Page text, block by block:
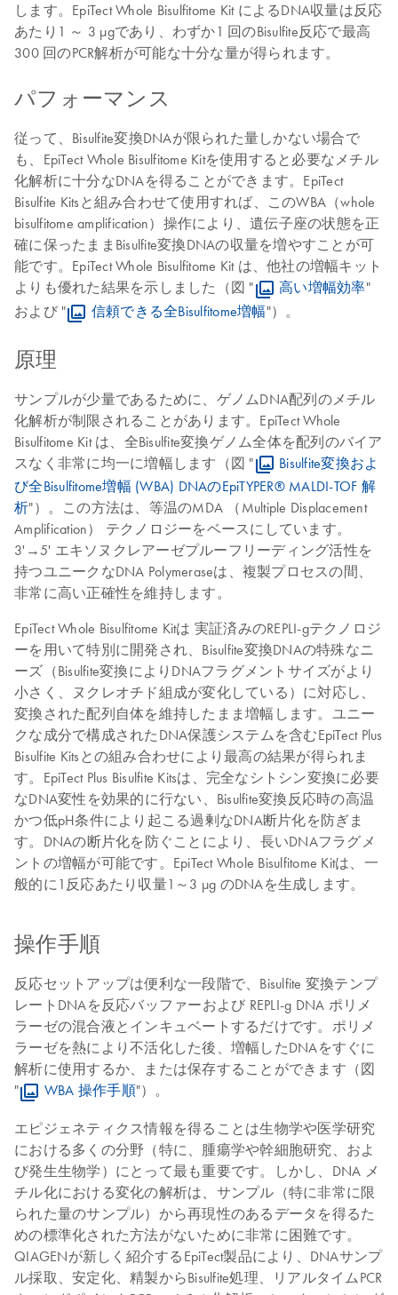
します。EpiTect Whole Bisulfitome Kit によるDNA収量は反応
あたり1 ～ 3 µgであり、わずか1 回のBisulfite反応で最高
300 回のPCR解析が可能な十分な量が得られます。
パフォーマンス
従って、Bisulfite変換DNAが限られた量しかない場合で
も、EpiTect Whole Bisulfitome Kitを使用すると必要なメチル
化解析に十分なDNAを得ることができます。EpiTect
Bisulfite Kitsと組み合わせて使用すれば、このWBA（whole
bisulfitome amplification）操作により、遺伝子座の状態を正
確に保ったままBisulfite変換DNAの収量を増やすことが可
能です。EpiTect Whole Bisulfitome Kit は、他社の増幅キット
よりも優れた結果を示しました（図 "
高い増幅効率"
および "
信頼できる全Bisulfitome増幅"）。
原理
サンプルが少量であるために、ゲノムDNA配列のメチル
化解析が制限されることがあります。EpiTect Whole
Bisulfitome Kit は、全Bisulfite変換ゲノム全体を配列のバイア
スなく非常に均一に増幅します（図 "
Bisulfite変換およ
び全Bisulfitome増幅 (WBA) DNAのEpiTYPER® MALDI-TOF 解
析"）。この方法は、等温のMDA （Multiple Displacement
Amplification） テクノロジーをベースにしています。
3'→5' エキソヌクレアーゼプルーフリーディング活性を
持つユニークなDNA Polymeraseは、複製プロセスの間、
非常に高い正確性を維持します。
EpiTect Whole Bisulfitome Kitは 実証済みのREPLI-gテクノロジ
ーを用いて特別に開発され、Bisulfite変換DNAの特殊なニ
ーズ（Bisulfite変換によりDNAフラグメントサイズがより
小さく、ヌクレオチド組成が変化している）に対応し、
変換された配列自体を維持したまま増幅します。ユニー
クな成分で構成されたDNA保護システムを含むEpiTect Plus
Bisulfite Kitsとの組み合わせにより最高の結果が得られま
す。EpiTect Plus Bisulfite Kitsは、完全なシトシン変換に必要
なDNA変性を効果的に行ない、Bisulfite変換反応時の高温
かつ低pH条件により起こる過剰なDNA断片化を防ぎま
す。DNAの断片化を防ぐことにより、長いDNAフラグメ
ントの増幅が可能です。EpiTect Whole Bisulfitome Kitは、一
般的に1反応あたり収量1～3 μg のDNAを生成します。
操作手順
反応セットアップは便利な一段階で、Bisulfite 変換テンプ
レートDNAを反応バッファーおよび REPLI-g DNA ポリメ
ラーゼの混合液とインキュベートするだけです。ポリメ
ラーゼを熱により不活化した後、増幅したDNAをすぐに
解析に使用するか、または保存することができます（図
"
WBA 操作手順"）。
エピジェネティクス情報を得ることは生物学や医学研究
における多くの分野（特に、腫瘍学や幹細胞研究、およ
び発生生物学）にとって最も重要です。しかし、DNA メ
チル化における変化の解析は、サンプル（特に非常に限
られた量のサンプル）から再現性のあるデータを得るた
めの標準化された方法がないために非常に困難です。
QIAGENが新しく紹介するEpiTect製品により、DNAサンプ
ル採取、安定化、精製からBisulfite処理、リアルタイムPCR